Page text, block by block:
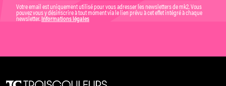
Votre email est uniquement utilisé pour vous adresser les newsletters de mk2. Vous
pouvez vous y désinscrire à tout moment via le lien prévu à cet effet intégré à chaque
newsletter. Informations légales